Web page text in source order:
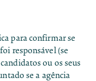
para confirmar se
responsável (se
ou os seus
se a agência